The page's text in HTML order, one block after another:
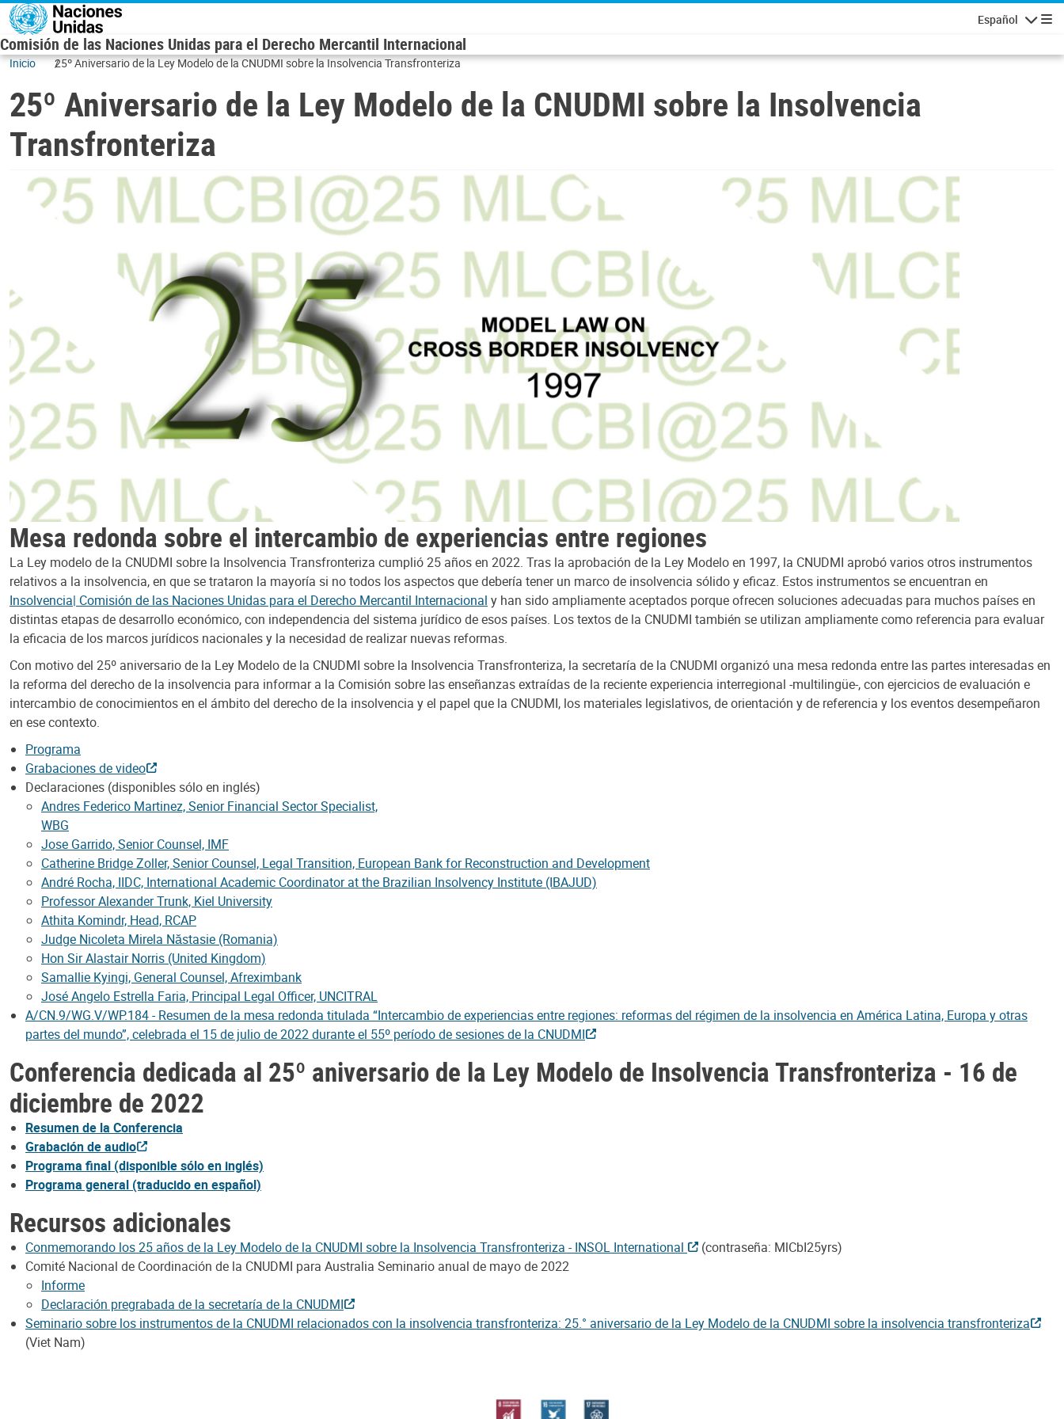
Skip to main content
Español
Comisión de las Naciones Unidas para el Derecho Mercantil Internacional
Inicio 25º Aniversario de la Ley Modelo de la CNUDMI sobre la Insolvencia Transfronteriza
25º Aniversario de la Ley Modelo de la CNUDMI sobre la Insolvencia
Transfronteriza
Mesa redonda sobre el intercambio de experiencias entre regiones
La Ley modelo de la CNUDMI sobre la Insolvencia Transfronteriza cumplió 25 años en 2022. Tras la aprobación de la Ley Modelo en 1997, la CNUDMI aprobó varios otros instrumentos
relativos a la insolvencia, en que se trataron la mayoría si no todos los aspectos que debería tener un marco de insolvencia sólido y eficaz. Estos instrumentos se encuentran en
Insolvencia| Comisión de las Naciones Unidas para el Derecho Mercantil Internacional y han sido ampliamente aceptados porque ofrecen soluciones adecuadas para muchos países en
distintas etapas de desarrollo económico, con independencia del sistema jurídico de esos países. Los textos de la CNUDMI también se utilizan ampliamente como referencia para evaluar
la eficacia de los marcos jurídicos nacionales y la necesidad de realizar nuevas reformas.
Con motivo del 25º aniversario de la Ley Modelo de la CNUDMI sobre la Insolvencia Transfronteriza, la secretaría de la CNUDMI organizó una mesa redonda entre las partes interesadas en
la reforma del derecho de la insolvencia para informar a la Comisión sobre las enseñanzas extraídas de la reciente experiencia interregional -multilingüe-, con ejercicios de evaluación e
intercambio de conocimientos en el ámbito del derecho de la insolvencia y el papel que la CNUDMI, los materiales legislativos, de orientación y de referencia y los eventos desempeñaron
en ese contexto.
Programa
Grabaciones de video
Declaraciones (disponibles sólo en inglés)
Andres Federico Martinez, Senior Financial Sector Specialist,
WBG
Jose Garrido, Senior Counsel, IMF
Catherine Bridge Zoller, Senior Counsel, Legal Transition, European Bank for Reconstruction and Development
André Rocha, IIDC, International Academic Coordinator at the Brazilian Insolvency Institute (IBAJUD)
Professor Alexander Trunk, Kiel University
Athita Komindr, Head, RCAP
Judge Nicoleta Mirela Năstasie (Romania)
Hon Sir Alastair Norris (United Kingdom)
Samallie Kyingi, General Counsel, Afreximbank
José Angelo Estrella Faria, Principal Legal Officer, UNCITRAL
A/CN.9/WG.V/WP.184 - Resumen de la mesa redonda titulada “Intercambio de experiencias entre regiones: reformas del régimen de la insolvencia en América Latina, Europa y otras
partes del mundo”, celebrada el 15 de julio de 2022 durante el 55º período de sesiones de la CNUDMI
Conferencia dedicada al 25º aniversario de la Ley Modelo de Insolvencia Transfronteriza - 16 de
diciembre de 2022
Resumen de la Conferencia
Grabación de audio
Programa final (disponible sólo en inglés)
Programa general (traducido en español)
Recursos adicionales
Conmemorando los 25 años de la Ley Modelo de la CNUDMI sobre la Insolvencia Transfronteriza - INSOL International
(contraseña: MlCbI25yrs)
Comité Nacional de Coordinación de la CNUDMI para Australia Seminario anual de mayo de 2022
Informe
Declaración pregrabada de la secretaría de la CNUDMI
Seminario sobre los instrumentos de la CNUDMI relacionados con la insolvencia transfronteriza: 25.° aniversario de la Ley Modelo de la CNUDMI sobre la insolvencia transfronteriza
(Viet Nam)